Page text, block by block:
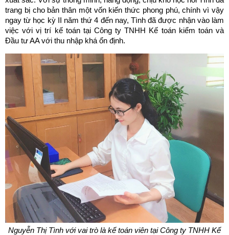
trang bị cho bản thân một vốn kiến thức phong phú, chính vì vậy
ngay từ học kỳ II năm thứ 4 đến nay, Tình đã được nhận vào làm
việc với vị trí kế toán tại Công ty TNHH Kế toán kiểm toán và
Đầu tư AA với thu nhập khá ổn định.
Nguyễn Thị Tình với vai trò là kế toán viên tại Công ty TNHH Kế